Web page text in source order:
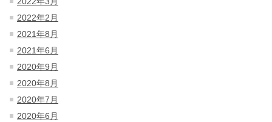
2022年2月
2021年8月
2021年6月
2020年9月
2020年8月
2020年7月
2020年6月